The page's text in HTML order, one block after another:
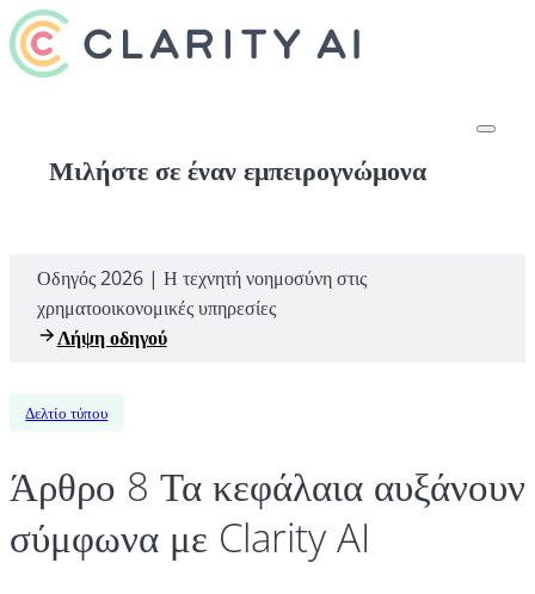
Μιλήστε σε έναν εμπειρογνώμονα
Οδηγός 2026 | Η τεχνητή νοημοσύνη στις
χρηματοοικονομικές υπηρεσίες
Λήψη οδηγού
Δελτίο τύπου
Άρθρο 8 Τα κεφάλαια αυξάνουν
σύμφωνα με Clarity AI